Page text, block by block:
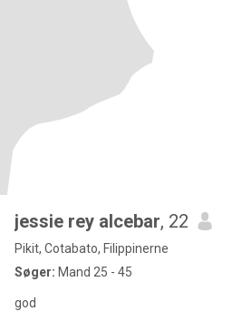
jessie rey alcebar, 22
Pikit, Cotabato, Filippinerne
Søger: Mand 25 - 45
god